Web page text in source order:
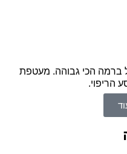
ברמה הכי גבוהה. מעטפת
הריפוי.